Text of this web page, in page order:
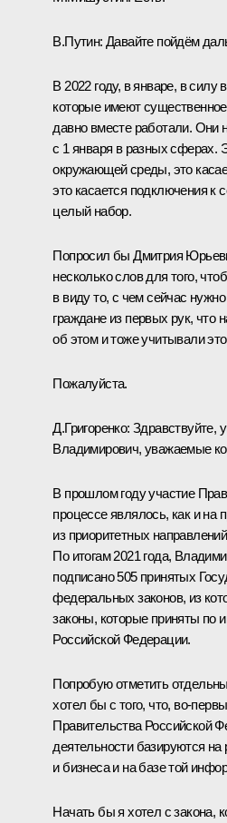
В.Путин: Давайте пойдём
В 2022 году, в январе, в силу
которые имеют
давно вместе работали. Они
с 1 января в разных сферах.
окружающей среды, это
это касается подключения к
целый набор.
Попросил бы Дмитрия
несколько слов для того,
в виду то, с чем сейчас
граждане из первых рук,
об этом и тоже учитывали
Пожалуйста.
Д.Григоренко: Здравствуйте,
Владимирович, уважаемые
В прошлом году участие
процессе являлось, как и на
из приоритетных
По итогам 2021 года,
подписано 505 принятых
федеральных законов, из
законы, которые приняты по
Российской Федерации.
Попробую отметить
хотел бы с того, что, во-
Правительства Российской
деятельности базируются
и бизнеса и на базе той
Начать бы я хотел с